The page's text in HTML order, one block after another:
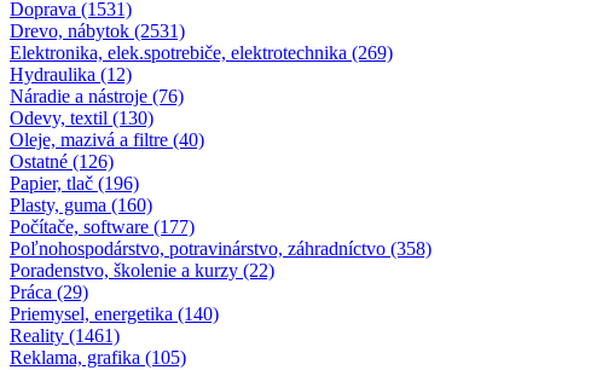
Doprava (1531)
Drevo, nábytok (2531)
Elektronika, elek.spotrebiče, elektrotechnika (269)
Hydraulika (12)
Náradie a nástroje (76)
Odevy, textil (130)
Oleje, mazivá a filtre (40)
Ostatné (126)
Papier, tlač (196)
Plasty, guma (160)
Počítače, software (177)
Poľnohospodárstvo, potravinárstvo, záhradníctvo (358)
Poradenstvo, školenie a kurzy (22)
Práca (29)
Priemysel, energetika (140)
Reality (1461)
Reklama, grafika (105)